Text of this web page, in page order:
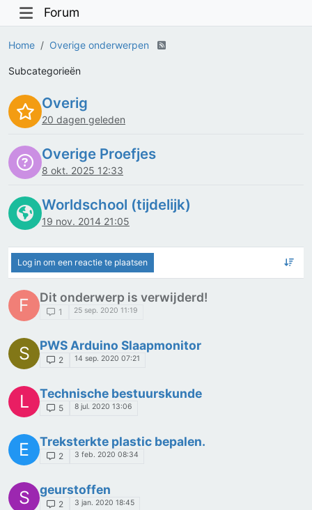
Forum
Home Overige onderwerpen
Subcategorieën
Overig
20 dagen geleden
Overige Proefjes
8 okt. 2025 12:33
Worldschool (tijdelijk)
19 nov. 2014 21:05
Log in om een reactie te plaatsen
F Dit onderwerp is verwijderd!
1 25 sep. 2020 11:19
S PWS Arduino Slaapmonitor
2 14 sep. 2020 07:21
L Technische bestuurskunde
5 8 jul. 2020 13:06
E Treksterkte plastic bepalen.
2 3 feb. 2020 08:34
S geurstoffen
2 3 jan. 2020 18:45